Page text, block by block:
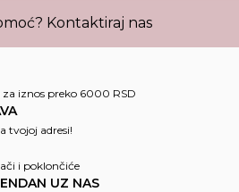
Kontaktiraj nas
iznos preko 6000 RSD
tvojoj adresi!
i poklončiće
UZ NAS